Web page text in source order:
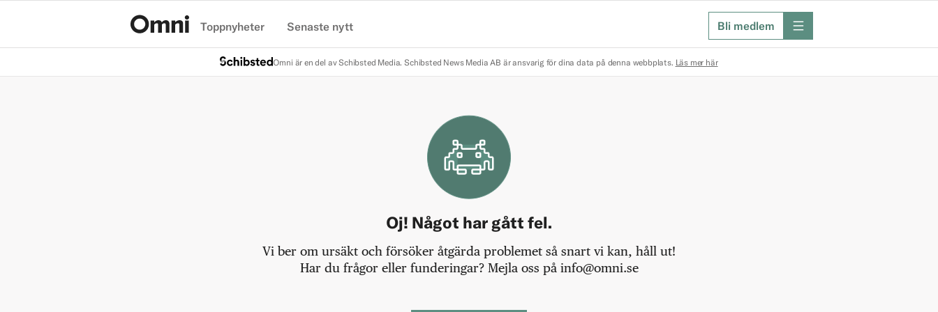
Toppnyheter Senaste nytt Bli medlem meny
Omni är en del av Schibsted Media. Schibsted News Media AB är ansvarig för dina data på denna webbplats. Läs mer här
Oj! Något har gått fel.
Vi ber om ursäkt och försöker åtgärda problemet så snart vi kan, håll ut!
Har du frågor eller funderingar? Mejla oss på info@omni.se